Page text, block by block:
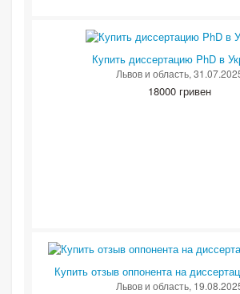
Купить диссертацию PhD в
Львов и область,
18000 гривен
Купить отзыв оппонента на
Львов и область,